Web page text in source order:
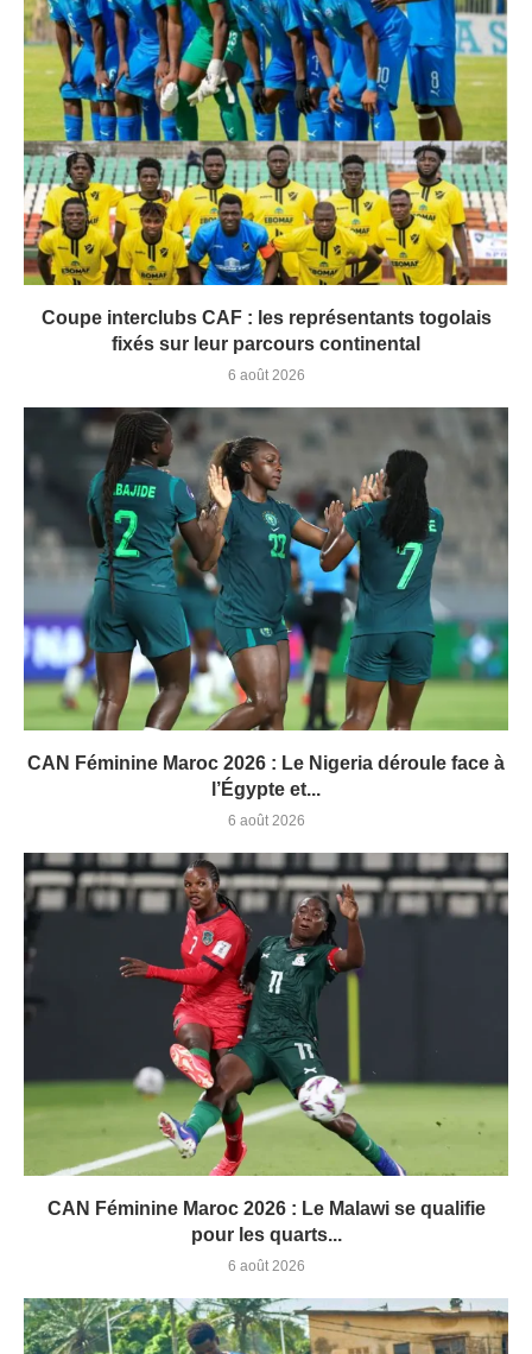
Coupe interclubs CAF : les représentants togolais
fixés sur leur parcours continental
6 août 2026
CAN Féminine Maroc 2026 : Le Nigeria déroule face à
l’Égypte et...
6 août 2026
CAN Féminine Maroc 2026 : Le Malawi se qualifie
pour les quarts...
6 août 2026